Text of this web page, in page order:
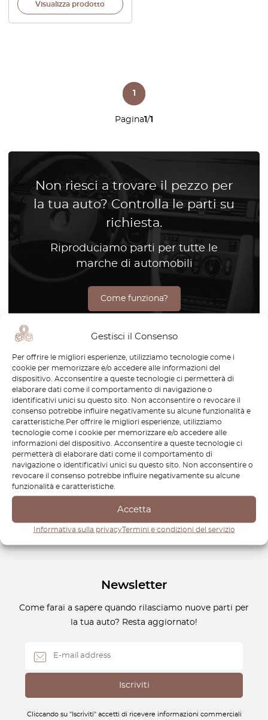
Gestisci il Consenso
Per offrire le migliori esperienze, utilizziamo tecnologie come i
cookie per memorizzare e/o accedere alle informazioni del
dispositivo. Acconsentire a queste tecnologie ci permetterà di
elaborare dati come il comportamento di navigazione o
identificativi unici su questo sito. Non acconsentire o revocare il
consenso potrebbe influire negativamente su alcune funzionalità e
caratteristiche.Per offrire le migliori esperienze, utilizziamo
tecnologie come i cookie per memorizzare e/o accedere alle
informazioni del dispositivo. Acconsentire a queste tecnologie ci
permetterà di elaborare dati come il comportamento di
navigazione o identificativi unici su questo sito. Non acconsentire o
revocare il consenso potrebbe influire negativamente su alcune
funzionalità e caratteristiche.
Accetta
Informativa sulla privacyTermini e condizioni del servizio
Visualizza prodotto
Pagina1/1
1
Non riesci a trovare il pezzo per
la tua auto? Controlla le parti su
richiesta.
Riproduciamo parti per tutte le
marche di automobili
Come funziona?
L’Opel Manta è una perfetta combinazione di stile e piacere
di guida, un simbolo tra le coupé sportive europee. Con il
suo design aerodinamico e le prestazioni entusiasmanti, la
Manta è ancora oggi un’auto amata da appassionati e
collezionisti. Da OctoClassic ci dedichiamo a fornire ai
proprietari della Manta una selezione di ricambi premium,
studiati per garantire prestazioni e autenticità nel tempo.
Grazie alla nostra esperienza e passione per le auto d’epoca,
ti aiutiamo a mantenere la tua Opel Manta in perfette
condizioni. Scopri la nostra gamma e continua la tradizione
di questo modello iconico!
Newsletter
Come farai a sapere quando rilasciamo nuove parti per
la tua auto? Resta aggiornato!
Cliccando su "Iscriviti" accetti di ricevere informazioni commerciali